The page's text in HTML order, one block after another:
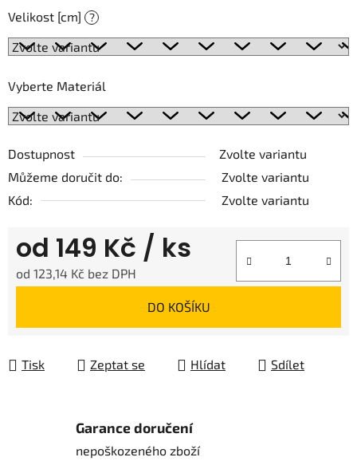
Velikost [cm] ?
Vyberte Materiál
Dostupnost
Zvolte variantu
Můžeme doručit do:
Zvolte variantu
Kód:
Zvolte variantu
od 149 Kč / ks
od 123,14 Kč bez DPH
DO KOŠÍKU
Tisk Zeptat se Hlídat Sdílet
Garance doručení
nepoškozeného zboží